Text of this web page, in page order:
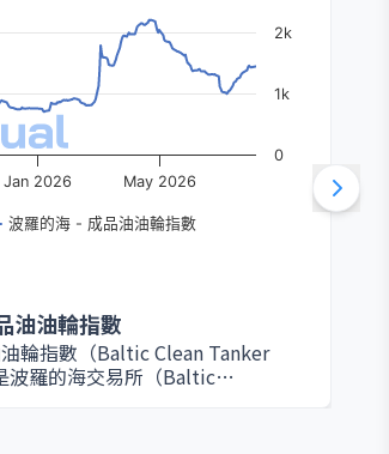
波羅的海 - 成品油油輪指數
Jan 2026 May 2026
0
1k
2k
油油輪指數
輪指數（Baltic Clean Tanker
波羅的海交易所（Baltic